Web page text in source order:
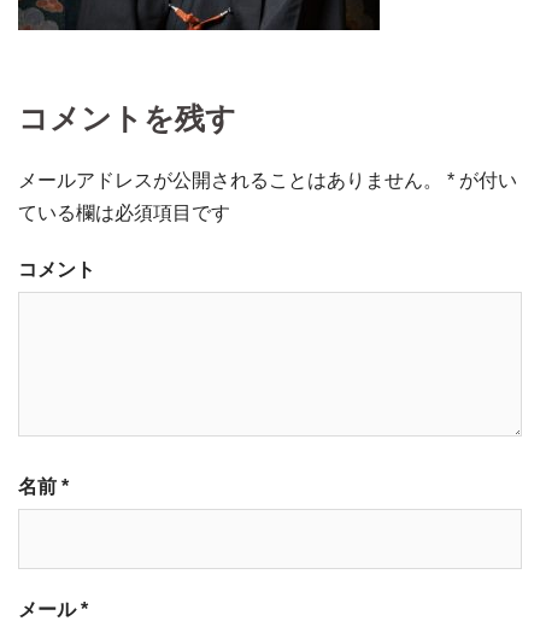
コメントを残す
メールアドレスが公開されることはありません。 * が付い
ている欄は必須項目です
コメント
名前 *
メール*